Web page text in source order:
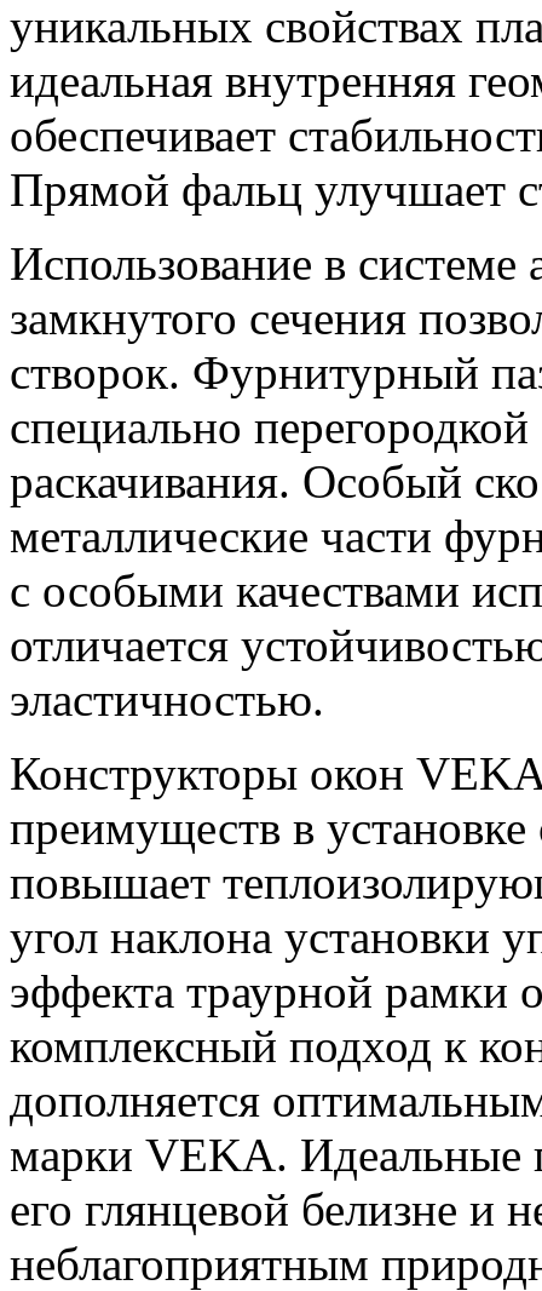
уникальных свойствах
идеальная внутренняя
обеспечивает
Прямой фальц улучшает
Использование в
замкнутого сечения
створок. Фурнитурный
специально
раскачивания. Особый
металлические части
с особыми качествами
отличается
эластичностью.
Конструкторы окон
преимуществ в
повышает
угол наклона установки
эффекта траурной
комплексный подход к
дополняется
марки VEKA. Идеальные
его глянцевой белизне и
неблагоприятным